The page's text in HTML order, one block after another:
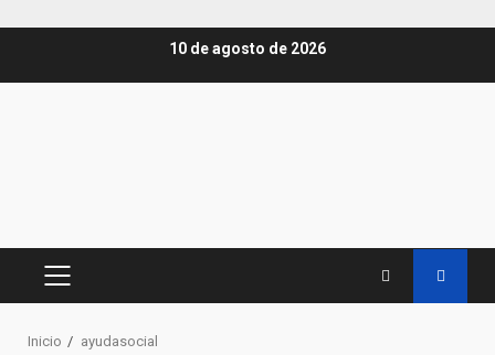
10 de agosto de 2026
MENÚ
Inicio ayudasocial